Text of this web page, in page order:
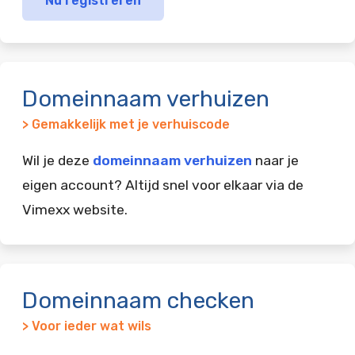
Domeinnaam verhuizen
> Gemakkelijk met je verhuiscode
Wil je deze domeinnaam verhuizen naar je
eigen account? Altijd snel voor elkaar via de
Vimexx website.
Domeinnaam checken
> Voor ieder wat wils